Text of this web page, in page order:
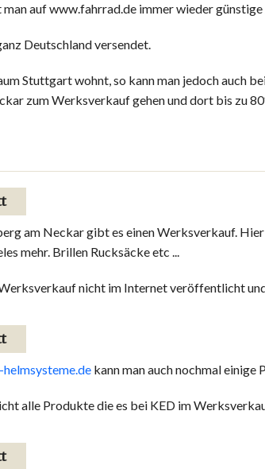
auf www.fahrrad.de immer wieder
Deutschland versendet.
Stuttgart wohnt, so kann man jedoch auch
zum Werksverkauf gehen und dort bis zu
am Neckar gibt es einen Werksverkauf.
mehr. Brillen Rucksäcke etc ...
nicht im Internet veröffentlicht
kann man auch nochmal
alle Produkte die es bei KED im